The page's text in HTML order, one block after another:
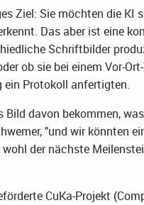
Ziel: Sie möchten die KI
Das aber ist eine
Schriftbilder
ob sie bei einem Vor-
ein Protokoll anfertigten.
davon bekommen,
"und wir könnten
der nächste
CuKa-Projekt